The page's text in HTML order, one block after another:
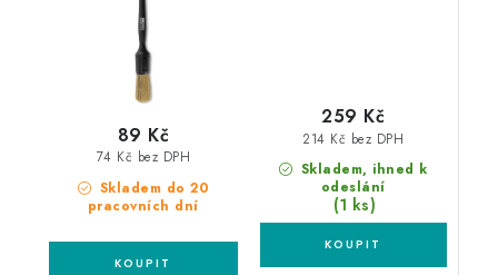
Skladem do 20
pracovních dní
74 Kč bez DPH
89 Kč
Skladem, ihned k
odeslání
(1 ks)
214 Kč bez DPH
259 Kč